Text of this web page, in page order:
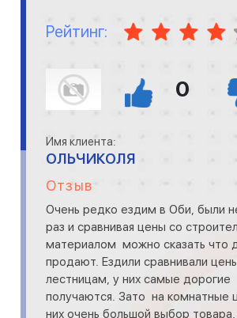
Рейтинг:
0
Имя клиента:
ОЛЬЧИКОЛЯ
Отзыв
Очень редко ездим в Оби, были
раз и сравнивая цены со
материалом можно сказать что
продают. Ездили сравнивали
лестницам, у них самые дорогие
получаются. Зато на комнатные
них очень большой выбор